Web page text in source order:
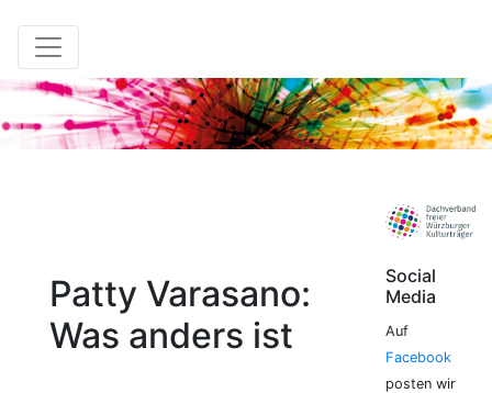
Patty Varasano:
Was anders ist
Social
Media
Auf
Facebook
posten wir